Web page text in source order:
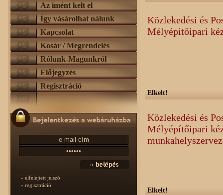
Az imént kelt el
Így vásárolhat nálunk
Kapcsolat
Kosár / Megrendelés
Rólunk-Magunkról
Előjegyzés
Regisztráció
» elfelejtett jelszó
» regisztráció
Közlekedési és
Mélyépítőipari
Elkelt!
Közlekedési és
Mélyépítőipari
Elkelt!